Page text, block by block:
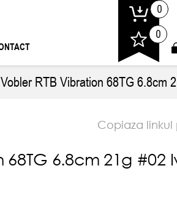
0
0
Vobler RTB Vibration 68TG 6.8cm
Copiaza linkul
68TG 6.8cm 21g #02